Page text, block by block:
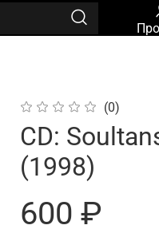
(0)
CD:
(1998)
600 ₽